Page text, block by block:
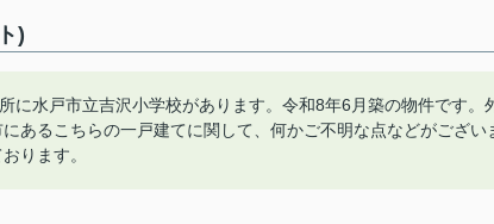
)
に水戸市立吉沢小学校があります。令和8年6月築の物件です。
あるこちらの一戸建てに関して、何かご不明な点などがござい
ります。